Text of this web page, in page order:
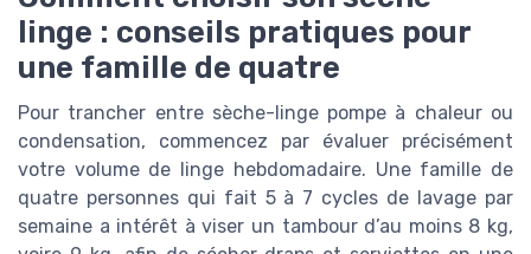
linge : conseils pratiques pour
une famille de quatre
Pour trancher entre sèche-linge pompe à chaleur ou
condensation, commencez par évaluer précisément
votre volume de linge hebdomadaire. Une famille de
quatre personnes qui fait 5 à 7 cycles de lavage par
semaine a intérêt à viser un tambour d’au moins 8 kg,